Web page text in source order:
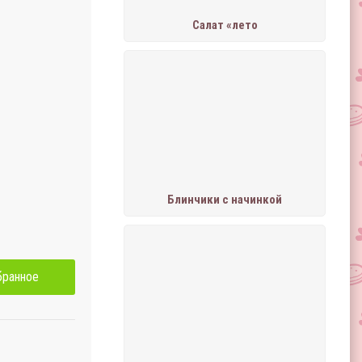
Салат «лето
Блинчики с начинкой